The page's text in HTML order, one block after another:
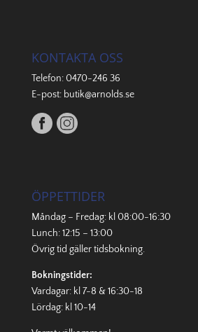
KONTAKTA OSS
Telefon:0470-246 36
E-post: butik@arnolds.se
ÖPPETTIDER
Måndag – Fredag: kl 08:00-16:30
Lunch: 12:15 – 13:00
Övrig tid gällertidsbokning.
Bokningstider:
Vardagar: kl 7-8 & 16:30-18
Lördag: kl 10-14